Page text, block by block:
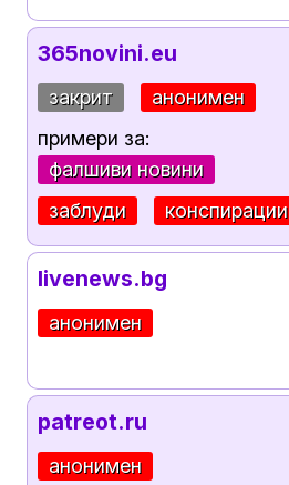
365novini.eu
закрит
анонимен
примери за:
фалшиви новини
заблуди
конспирации
livenews.bg
анонимен
patreot.ru
анонимен